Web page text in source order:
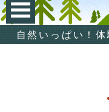
自然いっぱい！